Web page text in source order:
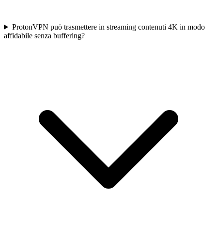
ProtonVPN può trasmettere in streaming contenuti 4K in modo
affidabile senza buffering?